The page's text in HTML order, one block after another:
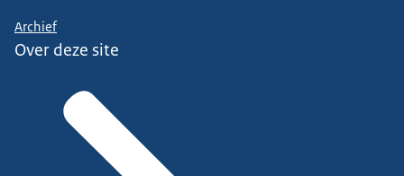
Archief
Over deze site